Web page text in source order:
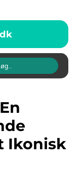
dk
Ikonisk